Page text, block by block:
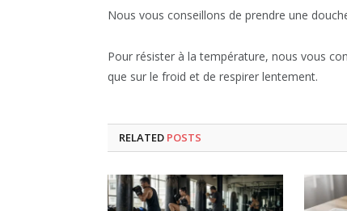
Nous vous conseillons de prendre une
Pour résister à la température, nous vous
que sur le froid et de respirer lentement.
RELATED POSTS